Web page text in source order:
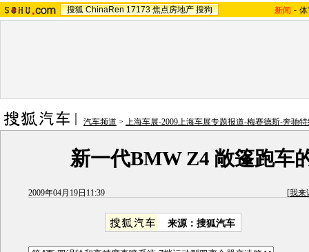
搜狐 ChinaRen 17173 焦点房地产 搜狗 新闻 -
汽车频道 > 上海车展-2009上海车展专题报道-梅赛德斯-奔驰
新一代BMW Z4 敞篷跑车
2009年04月19日11:39 [我来
来源：搜狐汽车